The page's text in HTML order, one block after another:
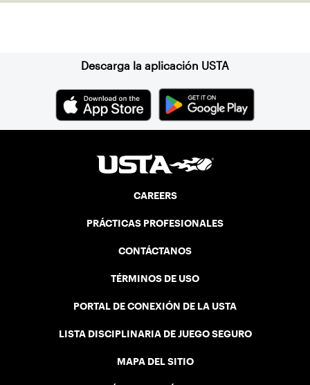
Descarga la aplicación USTA
CAREERS
PRÁCTICAS PROFESIONALES
CONTÁCTANOS
TÉRMINOS DE USO
PORTAL DE CONEXIÓN DE LA USTA
LISTA DISCIPLINARIA DE JUEGO SEGURO
MAPA DEL SITIO